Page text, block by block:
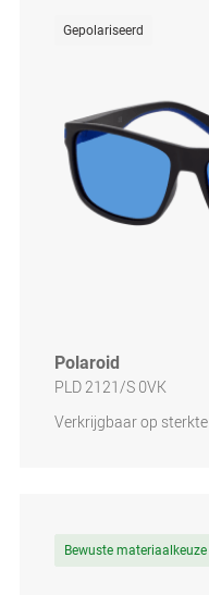
Gepolariseerd
Polaroid
PLD 2121/S 0VK
Verkrijgbaar op sterkte
Bewuste materiaalkeuze